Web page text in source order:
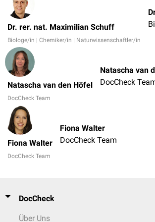
Dr. rer. nat. Maximilian Schuff
Biologe/in | Chemiker/in | Naturwissenschaftler/in
Natascha van den Höfel
DocCheck Team
DocCheck
Fiona Walter
DocCheck Team
Fiona Walter
DocCheck Team
DocCheck
Über Uns